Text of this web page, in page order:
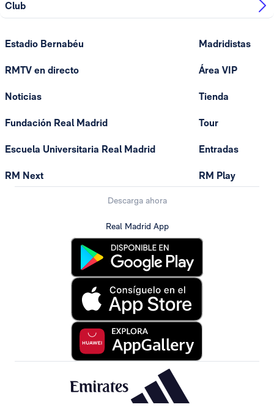
Club
Estadio Bernabéu
RMTV en directo
Noticias
Fundación Real Madrid
Escuela Universitaria Real Madrid
RM Next
Madridistas
Área VIP
Tienda
Tour
Entradas
RM Play
Descarga ahora
Real Madrid App